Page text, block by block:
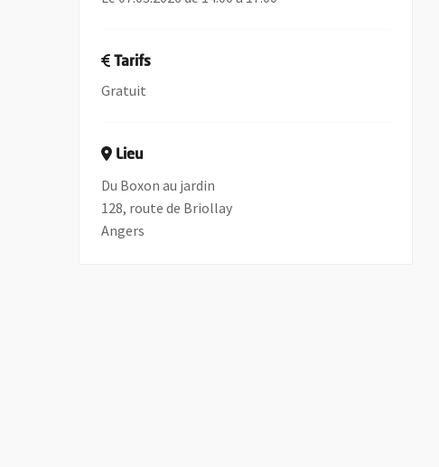
Tarifs
Gratuit
Lieu
Du Boxon au jardin
128, route de Briollay
Angers